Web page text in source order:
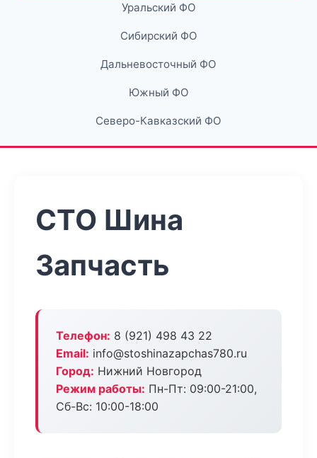
Уральский ФО
Сибирский ФО
Дальневосточный ФО
Южный ФО
Северо-Кавказский ФО
СТО Шина
Запчасть
Телефон: 8 (921) 498 43 22
Email: info@stoshinazapchas780.ru
Город: Нижний Новгород
Режим работы: Пн-Пт: 09:00-21:00,
Сб-Вс: 10:00-18:00